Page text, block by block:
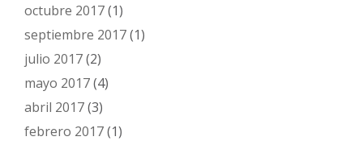
octubre 2017(1)
septiembre 2017(1)
julio 2017(2)
mayo 2017(4)
abril 2017(3)
febrero 2017(1)